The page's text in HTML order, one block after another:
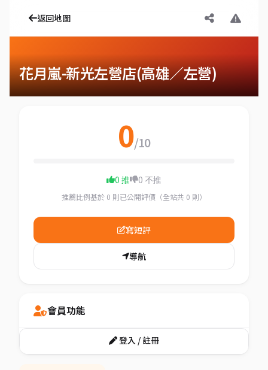
返回地圖
花月嵐-新光左營店(高雄／左營)
0/10
0 推 0 不推
推薦比例基於 0 則已公開評價（全站共 0 則）
寫短評
導航
會員功能
登入 / 註冊